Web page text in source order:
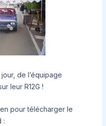
de l’équipage
leur R12G !
pour télécharger le
: